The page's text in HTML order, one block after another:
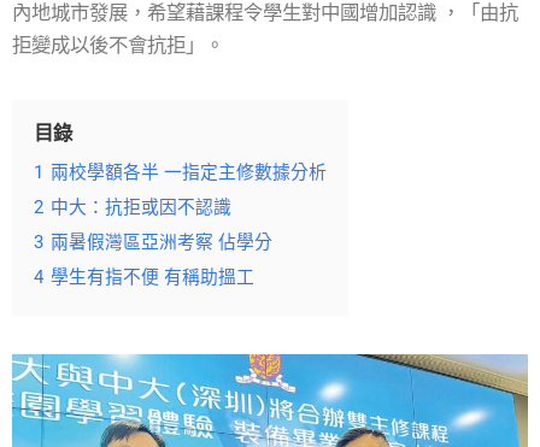
內地城市發展，希望藉課程令學生對中國增加認識 ，「由抗
拒變成以後不會抗拒」。
目錄
1 兩校學額各半 一指定主修數據分析
2 中大：抗拒或因不認識
3 兩暑假灣區亞洲考察 佔學分
4 學生有指不便 有稱助搵工